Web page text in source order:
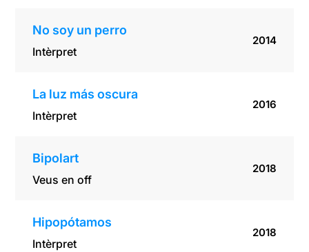
No soy un perro
Intèrpret
2014
La luz más oscura
Intèrpret
2016
Bipolart
Veus en off
2018
Hipopótamos
Intèrpret
2018